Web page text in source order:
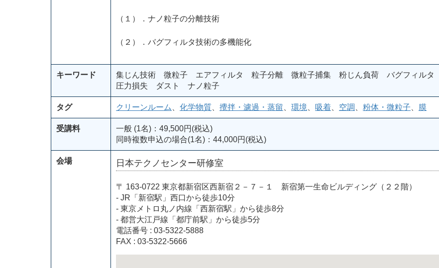
（１）．ナノ粒子の分離技術
（２）．バグフィルタ技術の多機能化
キーワード
集じん技術 微粒子 エアフィルタ 粒子分離 微粒子捕集 粉じん負荷 バグフィルタ
圧力損失 ダスト ナノ粒子
タグ クリーンルーム 化学物質 攪拌・濾過・蒸留 環境 吸着 空調 粉体・微粒子 膜
受講料
一般 (1名)：49,500円(税込)
同時複数申込の場合(1名)：44,000円(税込)
会場 日本テクノセンター研修室
〒 163-0722 東京都新宿区西新宿２－７－１ 新宿第一生命ビルディング（２２階）
- JR「新宿駅」西口から徒歩10分
- 東京メトロ丸ノ内線「西新宿駅」から徒歩8分
- 都営大江戸線「都庁前駅」から徒歩5分
電話番号 : 03-5322-5888
FAX : 03-5322-5666